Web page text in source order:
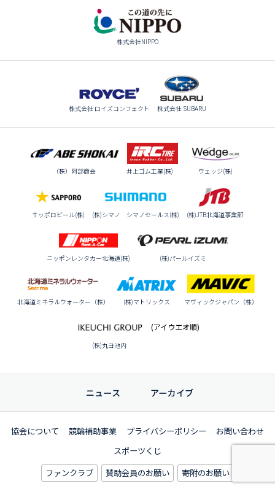
株式会社NIPPO
株式会社 ロイズコンフェクト 株式会社 SUBARU
（株）阿部商会 井上ゴム工業(株) ウェッジ(株)
サッポロビール(株) (株)シマノ シマノセールス(株) (株)JTB北海道事業部
ニッポンレンタカー北海道(株) (株)パールイズミ
北海道ミネラルウォーター（株） (株)マトリックス マヴィックジャパン（株）
(株)丸ヨ池内
(アイウエオ順)
ニュース アーカイブ
協会について 競輪補助事業 プライバシーポリシー
お問い合わせ
スポーツくじ
ファンクラブ
賛助会員のお願い 寄附のお願い